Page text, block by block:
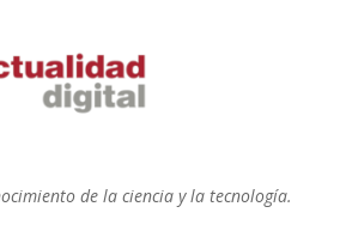
de la ciencia y la tecnología.